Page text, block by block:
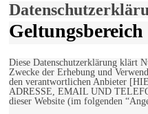
Geltungsbereich
Diese Datenschutzerklärung klärt
Zwecke der Erhebung und
den verantwortlichen Anbieter
ADRESSE, EMAIL UND
dieser Website (im folgenden